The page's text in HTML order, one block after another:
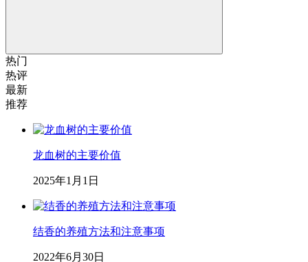
热门
热评
最新
推荐
龙血树的主要价值
2025年1月1日
结香的养殖方法和注意事项
2022年6月30日